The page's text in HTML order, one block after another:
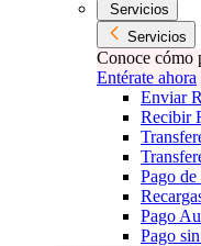
Servicios
Servicios
Conoce cómo
Entérate ahora
Enviar
Recibir
Pago
Pago
Pago